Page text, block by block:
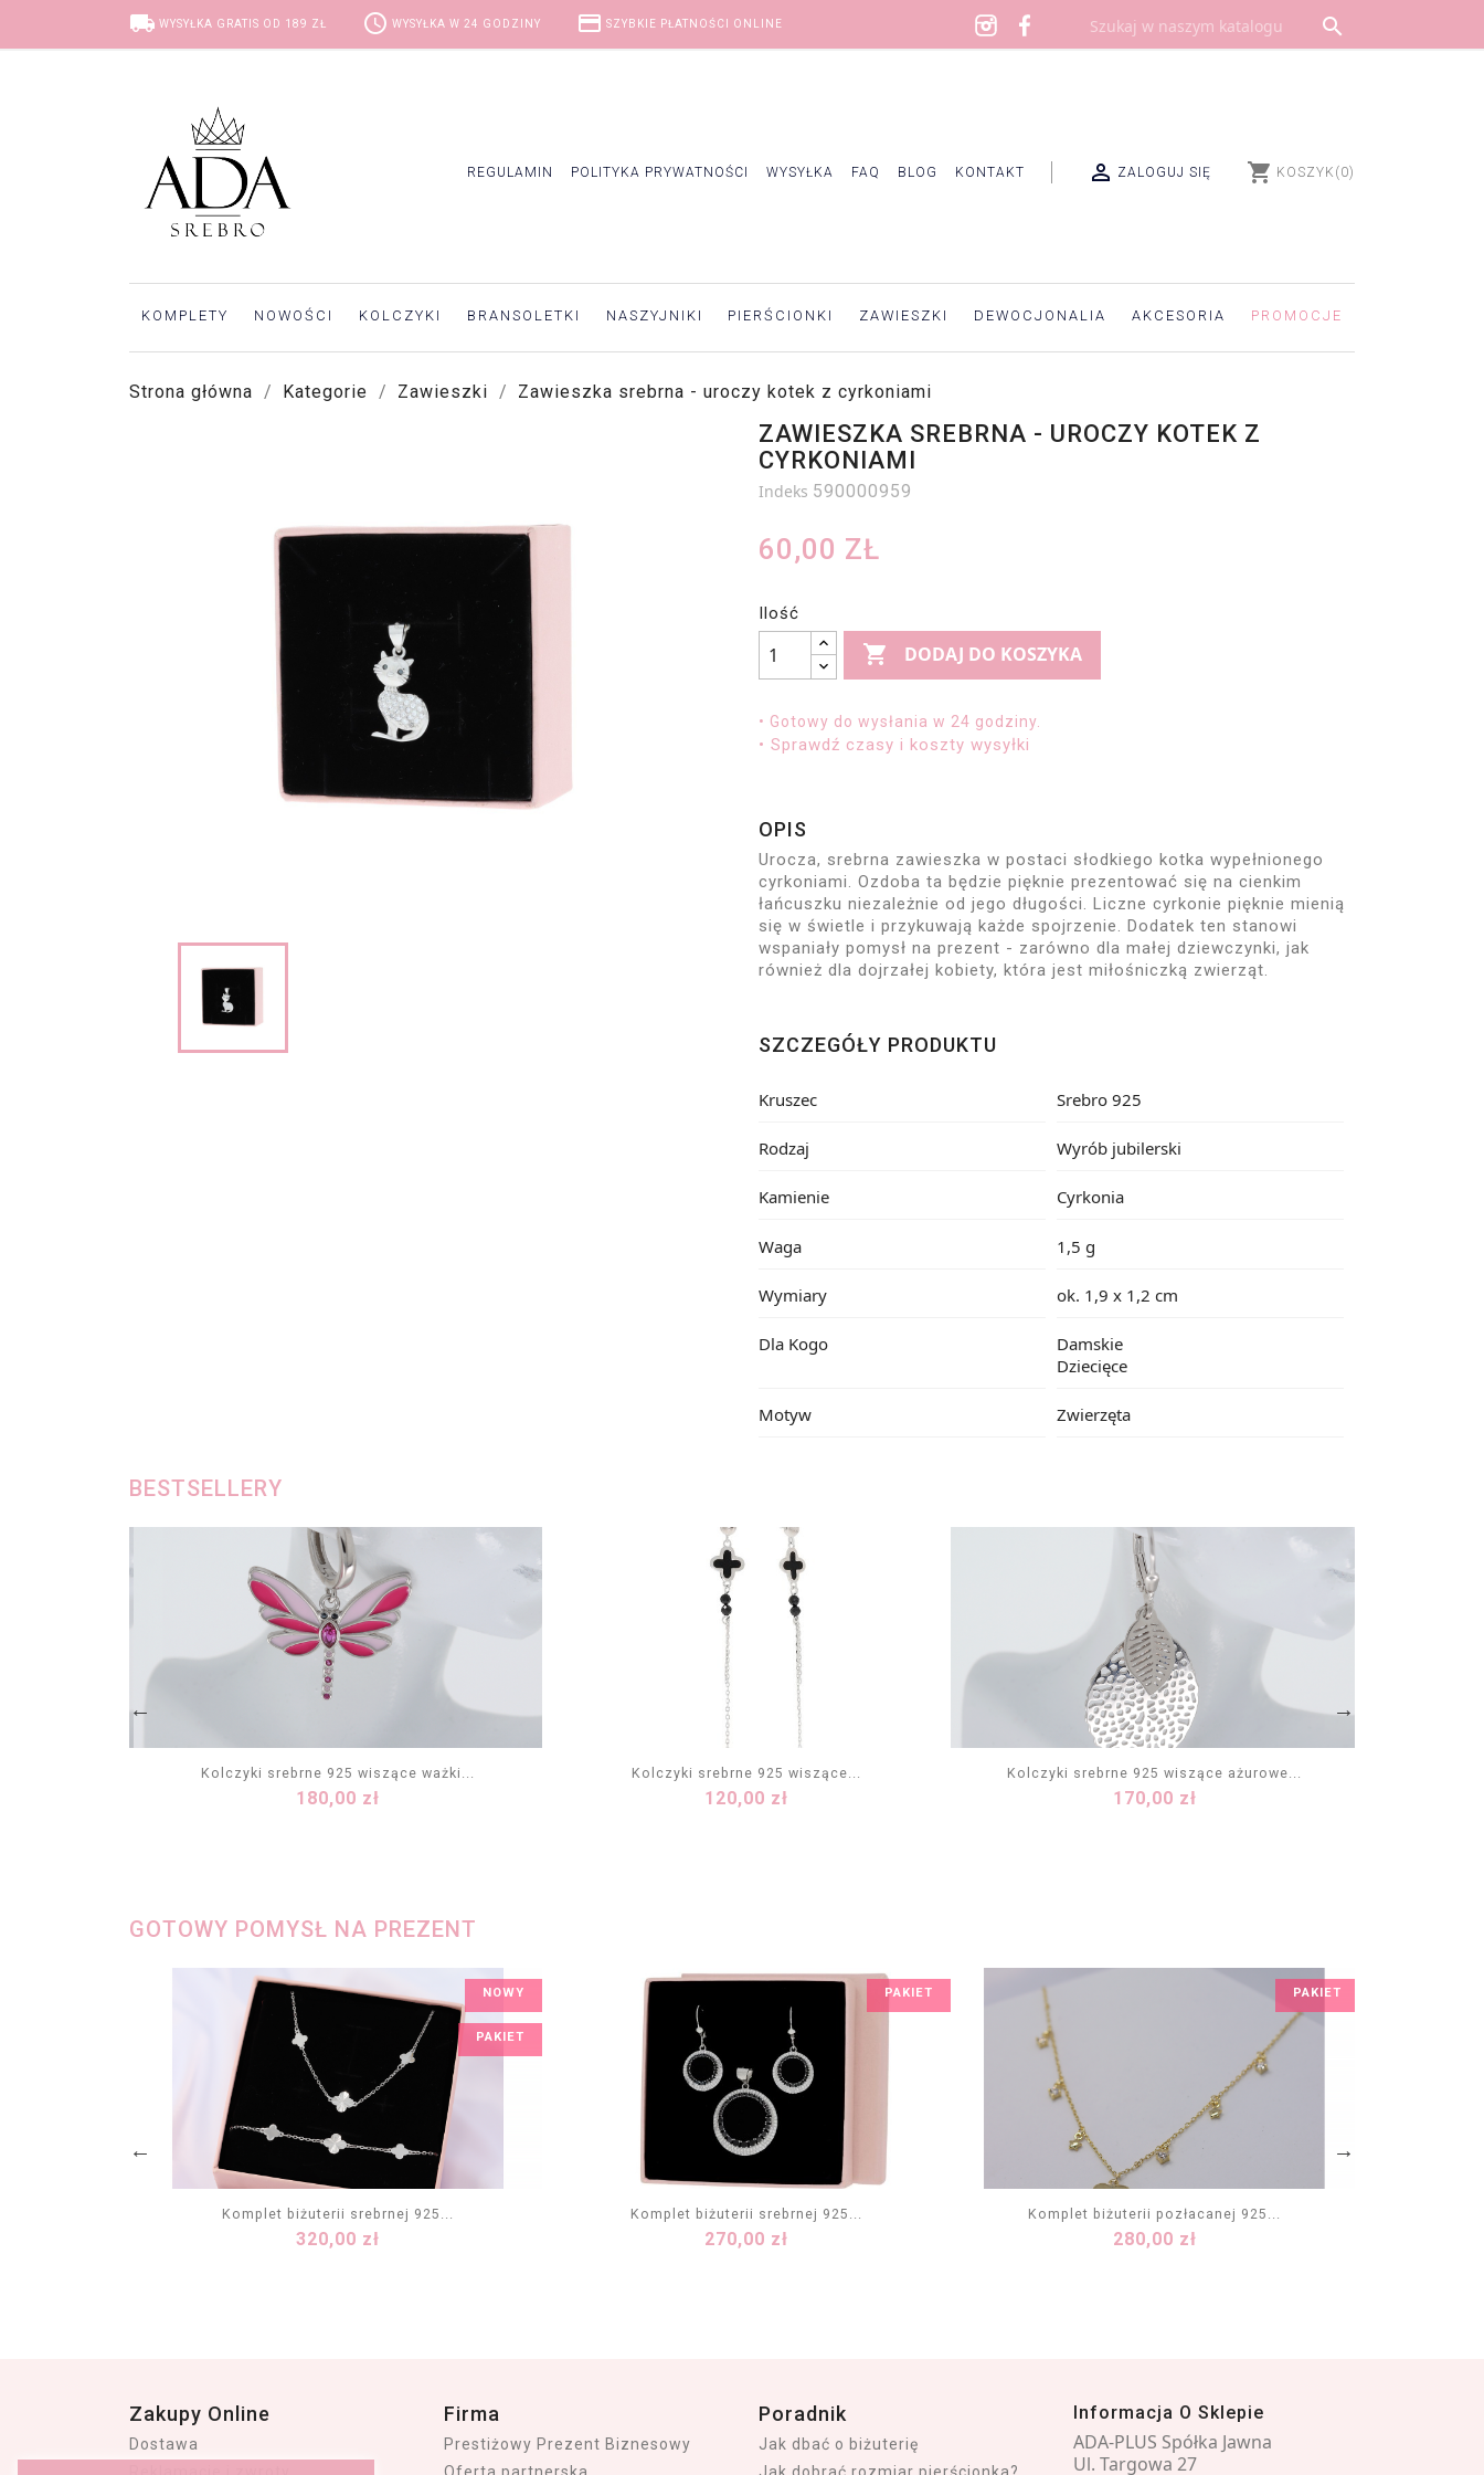
local_shipping WYSYŁKA GRATIS OD 189 ZŁ access_time WYSYŁKA W 24 GODZINY credit_card SZYBKIE PŁATNOŚCI ONLINE 
REGULAMIN POLITYKA PRYWATNOŚCI WYSYŁKA FAQ BLOG KONTAKT  ZALOGUJ SIĘ shopping_cart KOSZYK (0)
KOMPLETY NOWOŚCI KOLCZYKI BRANSOLETKI NASZYJNIKI PIERŚCIONKI ZAWIESZKI DEWOCJONALIA AKCESORIA PROMOCJE
Strona główna Kategorie Zawieszki Zawieszka srebrna - uroczy kotek z cyrkoniami
ZAWIESZKA SREBRNA - UROCZY KOTEK Z
CYRKONIAMI
Indeks 590000959
60,00 ZŁ
Ilość
 DODAJ DO KOSZYKA
• Gotowy do wysłania w 24 godziny.
• Sprawdź czasy i koszty wysyłki
OPIS
Urocza, srebrna zawieszka w postaci słodkiego kotka wypełnionego
cyrkoniami. Ozdoba ta będzie pięknie prezentować się na cienkim
łańcuszku niezależnie od jego długości. Liczne cyrkonie pięknie mienią
się w świetle i przykuwają każde spojrzenie. Dodatek ten stanowi
wspaniały pomysł na prezent - zarówno dla małej dziewczynki, jak
również dla dojrzałej kobiety, która jest miłośniczką zwierząt.
SZCZEGÓŁY PRODUKTU
Kruszec Srebro 925
Rodzaj Wyrób jubilerski
Kamienie Cyrkonia
Waga 1,5 g
Wymiary ok. 1,9 x 1,2 cm
Dla Kogo
Damskie
Dziecięce
Motyw Zwierzęta
BESTSELLERY
Kolczyki srebrne 925 wiszące ważki...
Cena
180,00 zł
DODAJ DO KOSZYKA
Kolczyki srebrne 925 wiszące...
Cena
120,00 zł
DODAJ DO KOSZYKA
Kolczyki srebrne 925 wiszące ażurowe...
Cena
170,00 zł
DODAJ DO KOSZYKA
GOTOWY POMYSŁ NA PREZENT
Komplet biżuterii srebrnej 925...
Cena
320,00 zł
NOWY
PAKIET
DODAJ DO KOSZYKA
Komplet biżuterii srebrnej 925...
Cena
270,00 zł
PAKIET
DODAJ DO KOSZYKA
Komplet biżuterii pozłacanej 925...
Cena
280,00 zł
PAKIET
DODAJ DO KOSZYKA
Zakupy Online
Dostawa
Firma
Prestiżowy Prezent Biznesowy
Poradnik
Jak dbać o biżuterię
Informacja O Sklepie
ADA-PLUS Spółka Jawna
Ul. Targowa 27